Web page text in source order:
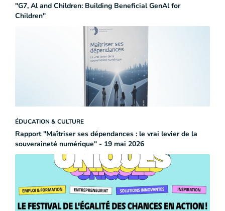
"G7, Al and Children: Building Beneficial GenAl for
Children"
ÉDUCATION & CULTURE
Rapport "Maîtriser ses dépendances : le vrai levier de la
souveraineté numérique" - 19 mai 2026